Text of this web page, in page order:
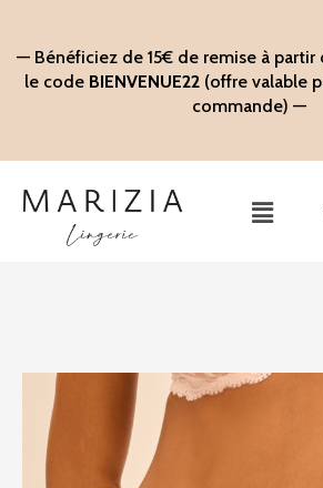
contenu
— Bénéficiez de 15€ de remise à partir
le code BIENVENUE22 (offre valable
commande) —
Main